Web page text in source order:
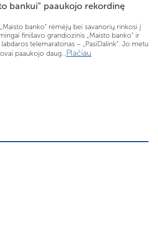
bankui“ paaukojo rekordinę
banko“ rėmėjų bei savanorių rinkosi į
finišavo grandiozinis „Maisto banko“ ir
telemaratonas – „PasiDalink“. Jo metu
paaukojo daug...Plačiau